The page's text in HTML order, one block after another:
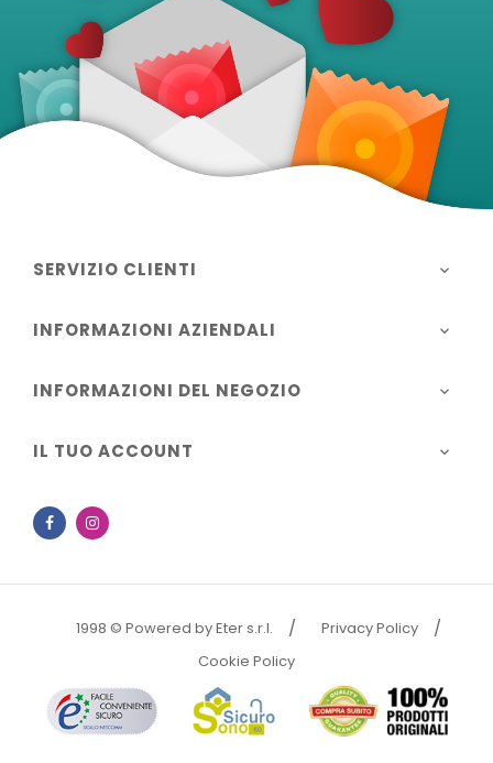
SERVIZIO CLIENTI 
INFORMAZIONI AZIENDALI 
INFORMAZIONI DEL NEGOZIO 
IL TUO ACCOUNT 
Facebook
1998 © Powered by Eter s.r.l.
Privacy Policy
Cookie Policy